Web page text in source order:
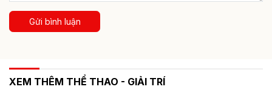
Gửi bình luận
XEM THÊM THỂ THAO - GIẢI TRÍ